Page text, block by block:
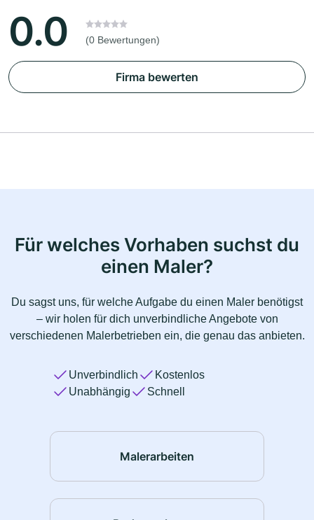
0.0 (0 Bewertungen)
Firma bewerten
Für welches Vorhaben suchst du
einen Maler?
Du sagst uns, für welche Aufgabe du einen Maler benötigst
– wir holen für dich unverbindliche Angebote von
verschiedenen Malerbetrieben ein, die genau das anbieten.
Unverbindlich
Kostenlos
Unabhängig
Schnell
Malerarbeiten